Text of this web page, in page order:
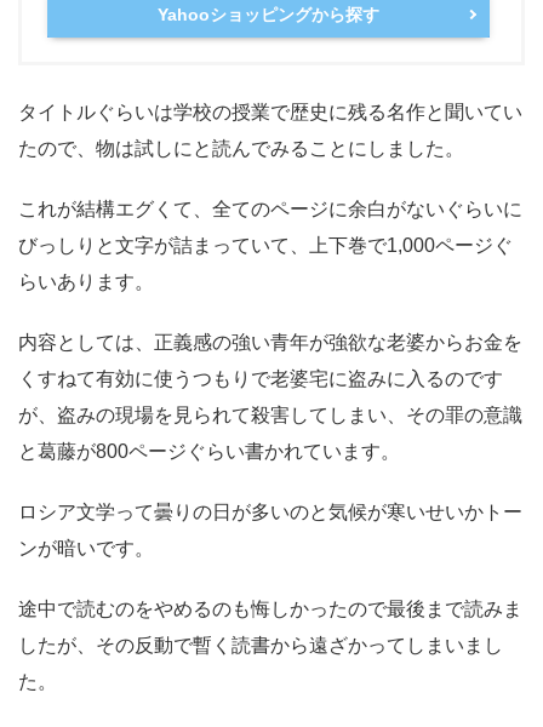
Yahooショッピングから探す
タイトルぐらいは学校の授業で歴史に残る名作と聞いてい
たので、物は試しにと読んでみることにしました。
これが結構エグくて、全てのページに余白がないぐらいに
びっしりと文字が詰まっていて、上下巻で1,000ページぐ
らいあります。
内容としては、正義感の強い青年が強欲な老婆からお金を
くすねて有効に使うつもりで老婆宅に盗みに入るのです
が、盗みの現場を見られて殺害してしまい、その罪の意識
と葛藤が800ページぐらい書かれています。
ロシア文学って曇りの日が多いのと気候が寒いせいかトー
ンが暗いです。
途中で読むのをやめるのも悔しかったので最後まで読みま
したが、その反動で暫く読書から遠ざかってしまいまし
た。